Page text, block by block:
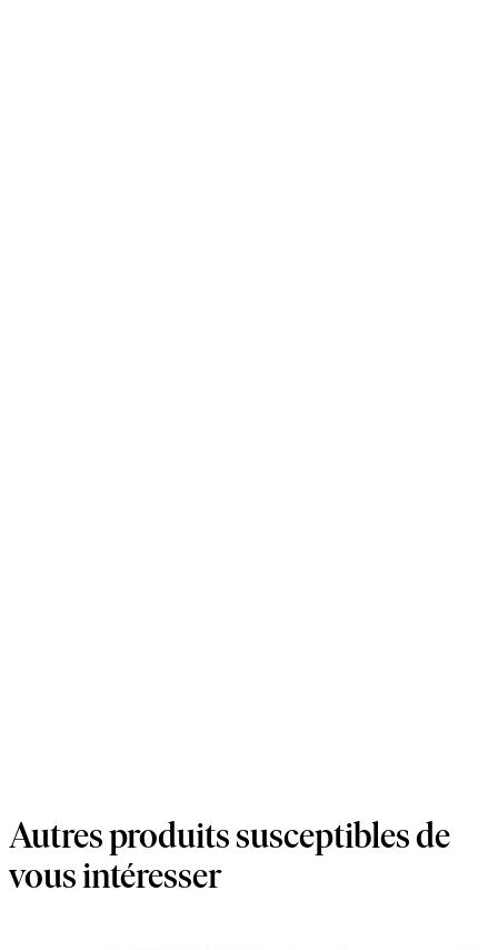
Autres produits susceptibles de
vous intéresser